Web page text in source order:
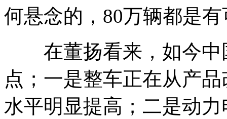
何悬念的，80万辆都是
在董扬看来，如今中
点；一是整车正在从产
水平明显提高；二是动